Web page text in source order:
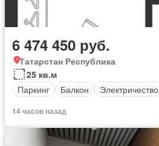
6 474 450 руб.
Татарстан Республика
25 кв.м
Паркинг
Балкон Электричество
14 часов назад